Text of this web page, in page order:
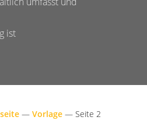
ist
— Vorlage — Seite 2